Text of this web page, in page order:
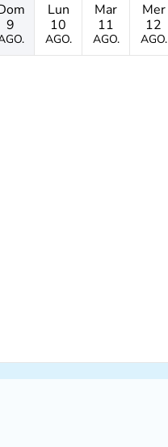
9
Lun
10
AGO.
Mar
11
AGO.
Mer
12
AGO.